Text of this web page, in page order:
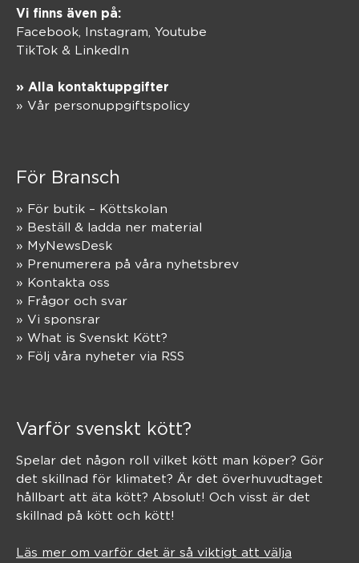
Vi finns även på:
Facebook, Instagram Youtube
TikTok & LinkedIn
» Alla kontaktuppgifter
» Vår personuppgiftspolicy
För Bransch
» För butik – Köttskolan
» Beställ & ladda ner material
» MyNewsDesk
» Prenumerera på våra nyhetsbrev
» Kontakta oss
» Frågor och svar
» Vi sponsrar
» What is Svenskt Kött?
» Följ våra nyheter via RSS
Varför svenskt kött?
Spelar det någon roll vilket kött man köper? Gör
det skillnad för klimatet? Är det överhuvudtaget
hållbart att äta kött? Absolut! Och visst är det
skillnad på kött och kött!
Läs mer om varför det är så viktigt att välja